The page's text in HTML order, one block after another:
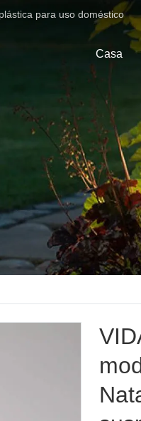
para uso doméstico
Casa